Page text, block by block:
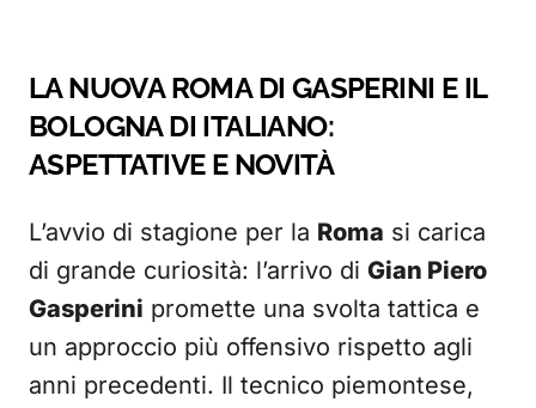
LA NUOVA ROMA DI GASPERINI E IL
BOLOGNA DI ITALIANO:
ASPETTATIVE E NOVITÀ
L’avvio di stagione per la Roma si carica
di grande curiosità: l’arrivo di Gian Piero
Gasperini promette una svolta tattica e
un approccio più offensivo rispetto agli
anni precedenti. Il tecnico piemontese,